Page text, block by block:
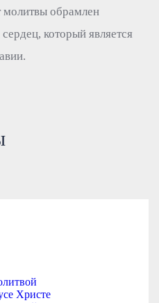
молитвы обрамлен
который является